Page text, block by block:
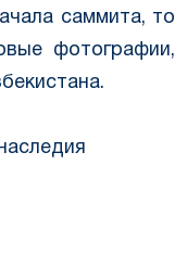
саммита, то
фотографии,